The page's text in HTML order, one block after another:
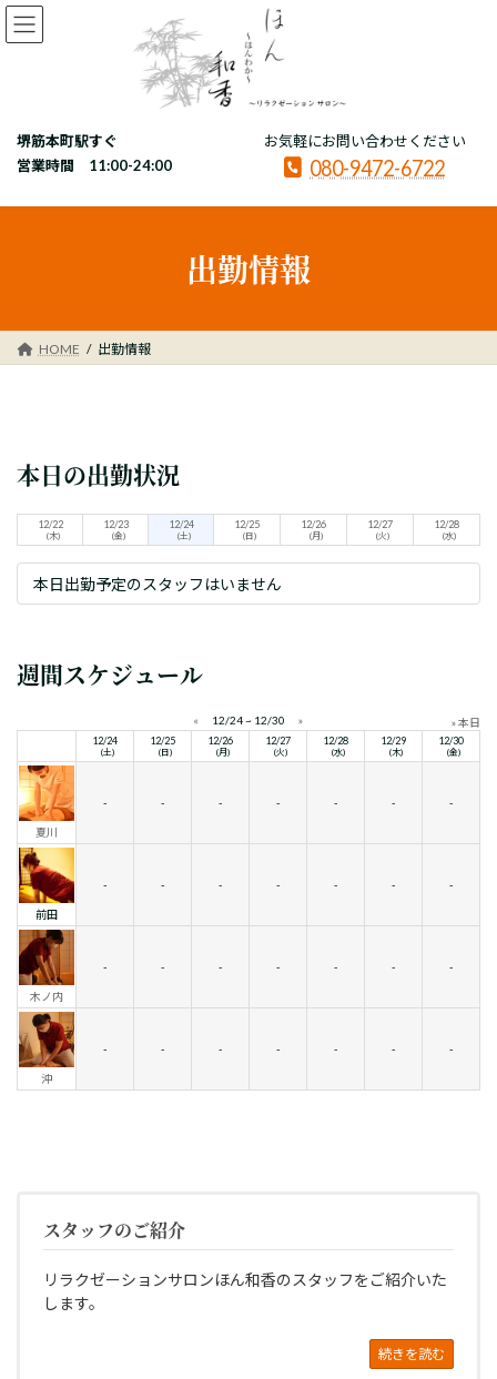
コ
ン
プ
ナ
ビ
動
堺筋本町駅すぐ
営業時間 11:00-24:00
お気軽にお問い合わせください
080-9472-6722
出勤情報
HOME 出勤情報
本日の出勤状況
12/22
(木)
12/23
(金)
12/24
(土)
12/25
(日)
12/26
(月)
12/27
(火)
12/28
(水)
本日出勤予定のスタッフはいません
週間スケジュール
« 12/24 ~ 12/30 » » 本日
12/24
(土)
12/25
(日)
12/26
(月)
12/27
(火)
12/28
(水)
12/29
(木)
12/30
(金)
夏川
- - - - - - -
前田
- - - - - - -
木ノ内
- - - - - - -
沖
- - - - - - -
スタッフのご紹介
リラクゼーションサロンほん和香のスタッフをご紹介いた
します。
続きを読む